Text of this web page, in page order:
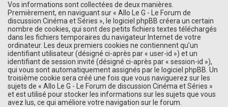
Vos informations sont collectées de deux manières.
Premièrement, en naviguant sur « Allo Le G - Le Forum de
discussion Cinéma et Séries », le logiciel phpBB créera un certain
nombre de cookies, qui sont des petits fichiers textes téléchargés
dans les fichiers temporaires du navigateur Internet de votre
ordinateur. Les deux premiers cookies ne contiennent qu’un
identifiant utilisateur (désigné ci-après par « user-id ») et un
identifiant de session invité (désigné ci-après par « session-id »),
qui vous sont automatiquement assignés par le logiciel phpBB. Un
troisième cookie sera créé une fois que vous naviguerez sur les
sujets de « Allo Le G - Le Forum de discussion Cinéma et Séries »
et est utilisé pour stocker les informations sur les sujets que vous
avez lus, ce qui améliore votre navigation sur le forum.